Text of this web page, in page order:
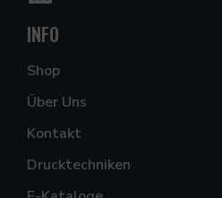
INFO
Shop
Über Uns
Kontakt
Drucktechniken